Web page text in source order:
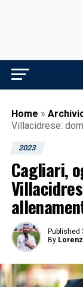
Home »
Villacidrese:
2023
Cagliari,
Published
By